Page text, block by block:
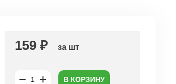
159 ₽ за шт
В КОРЗИНУ